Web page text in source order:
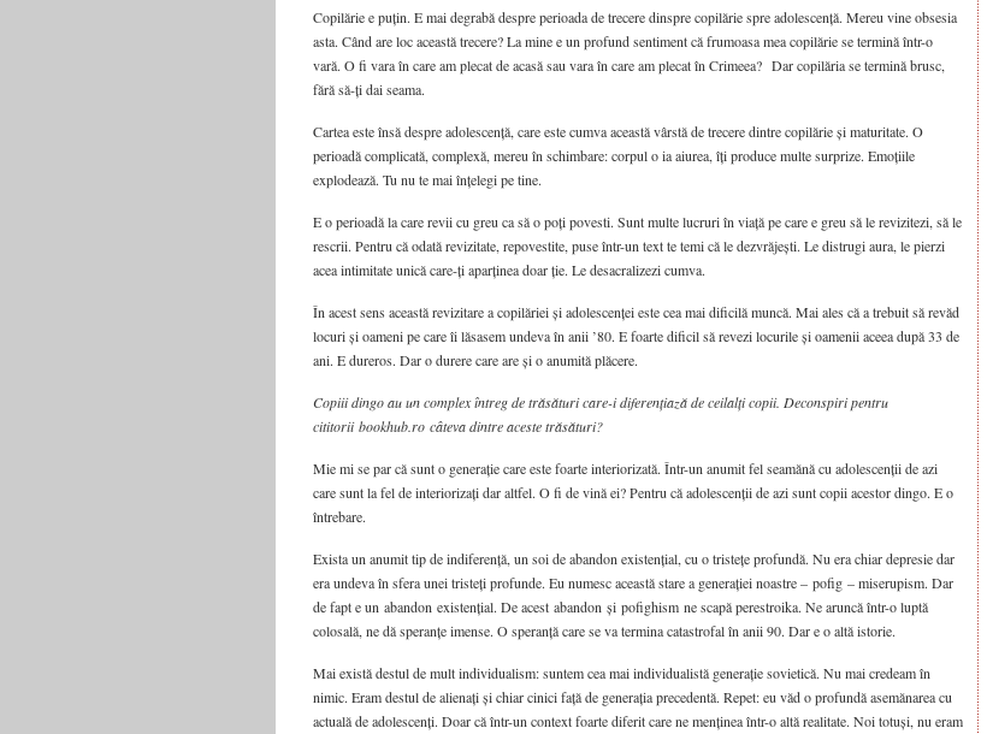
Copilărie e puțin. E mai degrabă despre perioada de trecere dinspre copilărie spre adolescență. Mereu vine obsesia
asta. Când are loc această trecere? La mine e un profund sentiment că frumoasa mea copilărie se termină într-o
vară. O fi vara în care am plecat de acasă sau vara în care am plecat în Crimeea? Dar copilăria se termină brusc,
fără să-ți dai seama.
Cartea este însă despre adolescență, care este cumva această vârstă de trecere dintre copilărie și maturitate. O
perioadă complicată, complexă, mereu în schimbare: corpul o ia aiurea, îți produce multe surprize. Emoțiile
explodează. Tu nu te mai înțelegi pe tine.
E o perioadă la care revii cu greu ca să o poți povesti. Sunt multe lucruri în viață pe care e greu să le revizitezi, să le
rescrii. Pentru că odată revizitate, repovestite, puse într-un text te temi că le dezvrăjești. Le distrugi aura, le pierzi
acea intimitate unică care-ți aparținea doar ție. Le desacralizezi cumva.
În acest sens această revizitare a copilăriei și adolescenței este cea mai dificilă muncă. Mai ales că a trebuit să revăd
locuri și oameni pe care îi lăsasem undeva în anii ’80. E foarte dificil să revezi locurile și oamenii aceea după 33 de
ani. E dureros. Dar o durere care are și o anumită plăcere.
Copiii dingo au un complex întreg de trăsături care-i diferențiază de ceilalți copii. Deconspiri pentru
cititorii bookhub.ro câteva dintre aceste trăsături?
Mie mi se par că sunt o generație care este foarte interiorizată. Într-un anumit fel seamănă cu adolescenții de azi
care sunt la fel de interiorizați dar altfel. O fi de vină ei? Pentru că adolescenții de azi sunt copii acestor dingo. E o
întrebare.
Exista un anumit tip de indiferență, un soi de abandon existențial, cu o tristețe profundă. Nu era chiar depresie dar
era undeva în sfera unei tristeți profunde. Eu numesc această stare a generației noastre – pofig – miserupism. Dar
de fapt e un abandon existențial. De acest abandon și pofighism ne scapă perestroika. Ne aruncă într-o luptă
colosală, ne dă speranțe imense. O speranță care se va termina catastrofal în anii 90. Dar e o altă istorie.
Mai există destul de mult individualism: suntem cea mai individualistă generație sovietică. Nu mai credeam în
nimic. Eram destul de alienați și chiar cinici față de generația precedentă. Repet: eu văd o profundă asemănarea cu
actuală de adolescenți. Doar că într-un context foarte diferit care ne menținea într-o altă realitate. Noi totuși, nu eram